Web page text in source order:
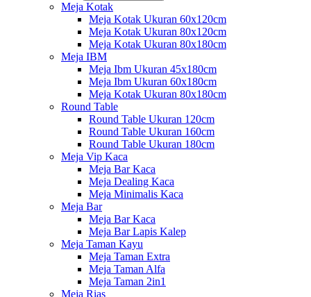
Meja Kotak
Meja Kotak Ukuran 60x120cm
Meja Kotak Ukuran 80x120cm
Meja Kotak Ukuran 80x180cm
Meja IBM
Meja Ibm Ukuran 45x180cm
Meja Ibm Ukuran 60x180cm
Meja Kotak Ukuran 80x180cm
Round Table
Round Table Ukuran 120cm
Round Table Ukuran 160cm
Round Table Ukuran 180cm
Meja Vip Kaca
Meja Bar Kaca
Meja Dealing Kaca
Meja Minimalis Kaca
Meja Bar
Meja Bar Kaca
Meja Bar Lapis Kalep
Meja Taman Kayu
Meja Taman Extra
Meja Taman Alfa
Meja Taman 2in1
Meja Rias